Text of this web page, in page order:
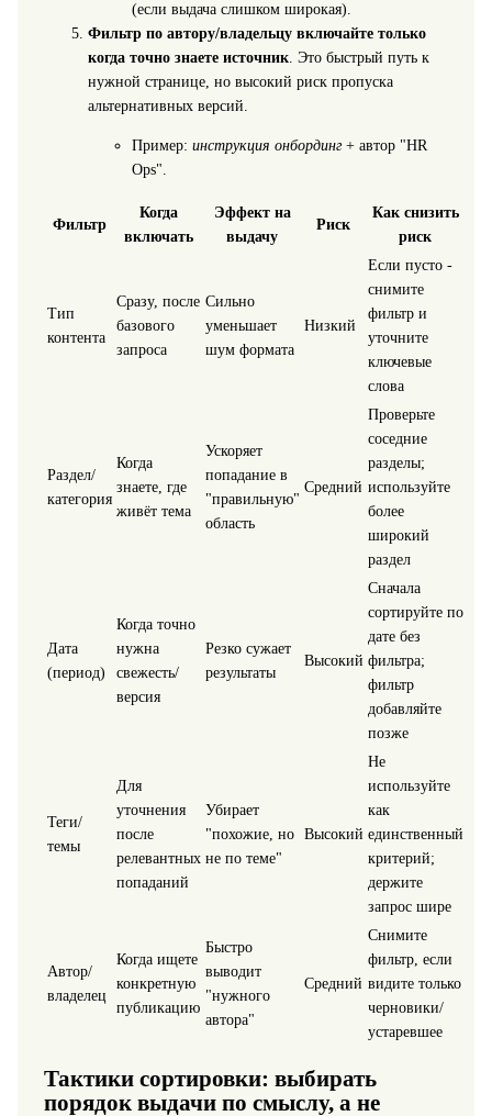
(если выдача слишком широкая).
Фильтр по автору/владельцу включайте только
когда точно знаете источник. Это быстрый путь к
нужной странице, но высокий риск пропуска
альтернативных версий.
Пример: инструкция онбординг+ автор "HR
Ops".
Фильтр
Когда
включать
Эффект на
выдачу
Риск
Как снизить
риск
Тип
контента
Сразу, после
базового
запроса
Сильно
уменьшает
шум формата
Низкий
Если пусто -
снимите
фильтр и
уточните
ключевые
слова
Раздел/
категория
Когда
знаете, где
живёт тема
Ускоряет
попадание в
"правильную"
область
Средний
Проверьте
соседние
разделы;
используйте
более
широкий
раздел
Дата
(период)
Когда точно
нужна
свежесть/
версия
Резко сужает
результаты
Высокий
Сначала
сортируйте по
дате без
фильтра;
фильтр
добавляйте
позже
Теги/
темы
Для
уточнения
после
релевантных
попаданий
Убирает
"похожие, но
не по теме"
Высокий
Не
используйте
как
единственный
критерий;
держите
запрос шире
Автор/
владелец
Когда ищете
конкретную
публикацию
Быстро
выводит
"нужного
автора"
Средний
Снимите
фильтр, если
видите только
черновики/
устаревшее
Тактики сортировки: выбирать
порядок выдачи по смыслу, а не